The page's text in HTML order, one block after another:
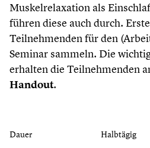
Muskelrelaxation als
führen diese auch durch.
Teilnehmenden für den
Seminar sammeln. Die
erhalten die Teilnehmenden
Handout.
Dauer
Halbtägig